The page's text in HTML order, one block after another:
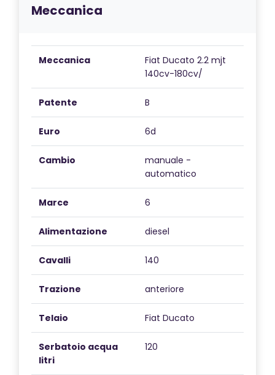
Meccanica
Meccanica
Fiat Ducato 2.2 mjt
140cv-180cv/
Patente B
Euro 6d
Cambio
manuale -
automatico
Marce 6
Alimentazione diesel
Cavalli 140
Trazione anteriore
Telaio Fiat Ducato
Serbatoio acqua
litri
120